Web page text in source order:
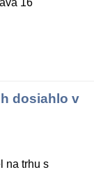
16
dosiahlo v
na trhu s